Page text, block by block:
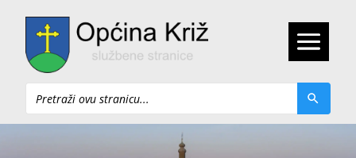
Pretraži